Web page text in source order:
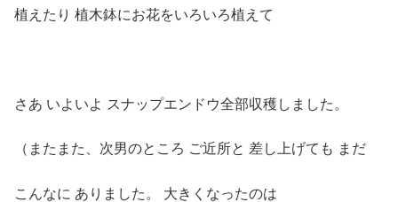
植えたり 植木鉢にお花をいろいろ植えて
さあ いよいよ スナップエンドウ全部収穫しました。
（またまた、次男のところ ご近所と 差し上げても まだ
こんなに ありました。 大きくなったのは